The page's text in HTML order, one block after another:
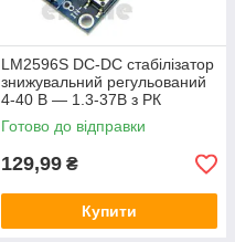
LM2596S DC-DC стабілізатор
знижувальний регульований
4-40 В — 1.3-37В з РК
екраном
Готово до відправки
129,99 ₴
Купити